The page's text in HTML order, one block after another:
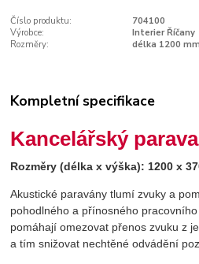
Číslo produktu:
704100
Výrobce:
Interier Říčany
Rozměry:
délka 1200
Kompletní specifikace
Kancelářský
Rozměry (délka x výška): 1200 x
Akustické paravány tlumí zvuky a
pohodlného a přínosného
pomáhají omezovat přenos zvuku z
a tím snižovat nechtěné odvádění